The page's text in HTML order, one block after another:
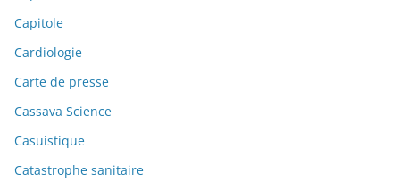
Capitole
Cardiologie
Carte de presse
Cassava Science
Casuistique
Catastrophe sanitaire